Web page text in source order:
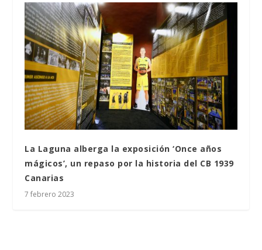
La Laguna alberga la exposición ‘Once años
mágicos’, un repaso por la historia del CB 1939
Canarias
7 febrero 2023